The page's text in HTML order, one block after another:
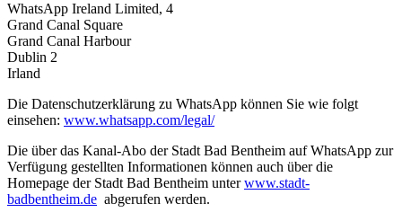
WhatsApp Ireland Limited, 4
Grand Canal Square
Grand Canal Harbour
Dublin 2
Irland
Die Datenschutzerklärung zu WhatsApp können Sie wie folgt
einsehen: www.whatsapp.com/legal/
Die über das Kanal-Abo der Stadt Bad Bentheim auf WhatsApp zur
Verfügung gestellten Informationen können auch über die
Homepage der Stadt Bad Bentheim unterwww.stadt-
badbentheim.de abgerufen werden.